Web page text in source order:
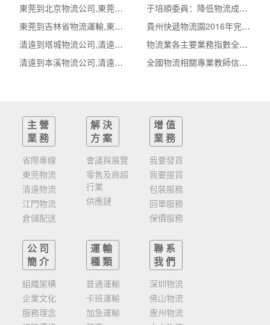
東莞到北京物流公司,東莞整車物流到北京,東莞至北京物流專線 - 天南
東莞到吉林省物流運輸,東莞到吉林省物流公司
清遠到塔城物流公司,清遠整車物流到塔城,清遠至塔城物流專線 - 天南
清遠到本溪物流公司,清遠整車物流到本溪,清遠至本溪物流專線 - 天南
于培順委員：降低物流成本不是沒有物流成本
貴州快遞物流園2016年完成快件量逾3億票 產值超
物流業各主要業務指數全部翻紅
全國物流相關專業教師信息化大賽啟動
主營
業務
省際專線
東莞物流
清遠物流
江門物流
倉儲配送
解決
方案
會議與展覽
零售及商超
行業
供應鏈
增值
業務
我要發貨
我要提貨
包裝服務
回單服務
保價服務
公司
簡介
組織架構
企業文化
服務理念
運輸
種類
普通運輸
卡班運輸
加急運輸
聯系
我們
深圳物流
佛山物流
惠州物流